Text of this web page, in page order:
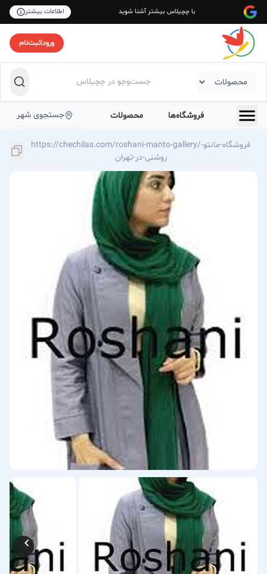
با چچیلاس بیشتر آشنا شوید اطلاعات بیشتر
ورود|ثبت‌نام
فروشگاه‌ها محصولات جستجوی شهر
https://chechilas.com/roshani-manto-gallery/فروشگاه-مانتو-
روشنی-در-تهران